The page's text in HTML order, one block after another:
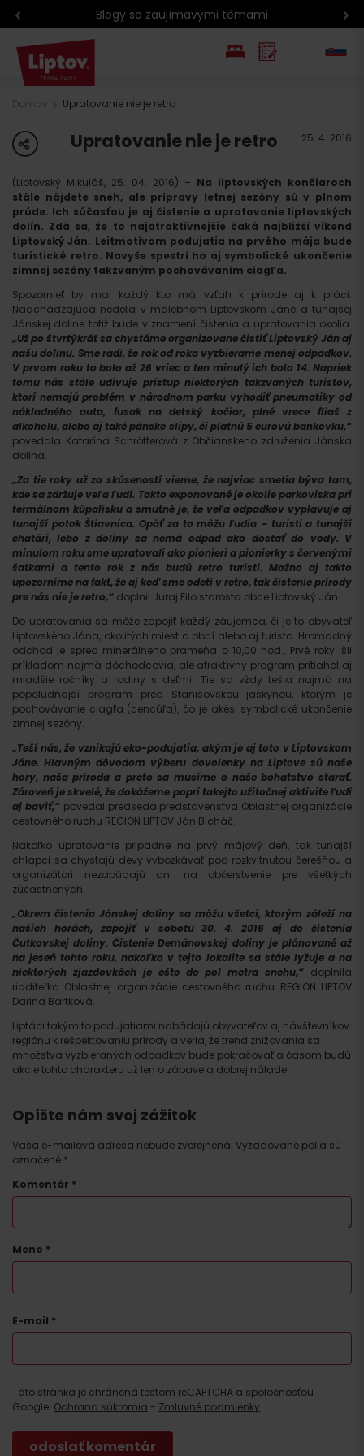
Blogy so zaujímavými témami
Upratovanie nie je retro
share Upratovanie nie je retro 25. 4. 2016
(Liptovský Mikuláš, 25. 04. 2016) – Na liptovských končiaroch
stále nájdete sneh, ale prípravy letnej sezóny sú v plnom
prúde. Ich súčasťou je aj čistenie a upratovanie liptovských
dolín. Zdá sa, že to najatraktívnejšie čaká najbližší víkend
Liptovský Ján. Leitmotívom podujatia na prvého mája bude
turistické retro. Navyše spestrí ho aj symbolické ukončenie
zimnej sezóny takzvaným pochovávaním ciagľa.
Spozornieť by mal každý kto má vzťah k prírode aj k práci.
Nadchádzajúca nedeľa v malebnom Liptovskom Jáne a tunajšej
Jánskej doline totiž bude v znamení čistenia a upratovania okolia.
„Už po štvrtýkrát sa chystáme organizovane čistiť Liptovský Ján aj
našu dolinu. Sme radi, že rok od roka vyzbierame menej odpadkov.
V prvom roku to bolo až 26 vriec a ten minulý ich bolo 14. Napriek
tomu nás stále udivuje prístup niektorých takzvaných turistov,
ktorí nemajú problém v národnom parku vyhodiť pneumatiky od
nákladného auta, fusak na detský kočiar, plné vrece fliaš z
alkoholu, alebo aj také pánske slipy, či platnú 5 eurovú bankovku,“
povedala Katarína Schrötterová z Občianskeho združenia Jánska
dolina.
„Za tie roky už zo skúseností vieme, že najviac smetia býva tam,
kde sa zdržuje veľa ľudí. Takto exponované je okolie parkoviska pri
termálnom kúpalisku a smutné je, že veľa odpadkov vyplavuje aj
tunajší potok Štiavnica. Opäť za to môžu ľudia – turisti a tunajší
chatári, lebo z doliny sa nemá odpad ako dostať do vody. V
minulom roku sme upratovali ako pionieri a pionierky s červenými
šatkami a tento rok z nás budú retro turisti. Možno aj takto
upozorníme na fakt, že aj keď sme odetí v retro, tak čistenie prírody
pre nás nie je retro,“ doplnil Juraj Filo starosta obce Liptovský Ján.
Do upratovania sa môže zapojiť každý záujemca, či je to obyvateľ
Liptovského Jána, okolitých miest a obcí alebo aj turista. Hromadný
odchod je spred minerálneho prameňa o 10,00 hod.. Prvé roky išli
príkladom najmä dôchodcovia, ale atraktívny program pritiahol aj
mladšie ročníky a rodiny s deťmi. Tie sa vždy tešia najmä na
popoludňajší program pred Stanišovskou jaskyňou, ktorým je
pochovávanie ciagľa (cencúľa), čo je akési symbolické ukončenie
zimnej sezóny.
„Teší nás, že vznikajú eko-podujatia, akým je aj toto v Liptovskom
Jáne. Hlavným dôvodom výberu dovolenky na Liptove sú naše
hory, naša príroda a preto sa musíme o naše bohatstvo starať.
Zároveň je skvelé, že dokážeme popri takejto užitočnej aktivite ľudí
aj baviť,“povedal predseda predstavenstva Oblastnej organizácie
cestovného ruchu REGION LIPTOV Ján Blcháč.
Nakoľko upratovanie pripadne na prvý májový deň, tak tunajší
chlapci sa chystajú devy vybozkávať pod rozkvitnutou čerešňou a
organizátori nezabúdajú ani na občerstvenie pre všetkých
zúčastnených.
„Okrem čistenia Jánskej doliny sa môžu všetci, ktorým záleží na
našich horách, zapojiť v sobotu 30. 4. 2016 aj do čistenia
Čutkovskej doliny. Čistenie Demänovskej doliny je plánované až
na jeseň tohto roku, nakoľko v tejto lokalite sa stále lyžuje a na
niektorých zjazdovkách je ešte do pol metra snehu,“ doplnila
riaditeľka Oblastnej organizácie cestovného ruchu REGION LIPTOV
Darina Bartková.
Liptáci takýmito podujatiami nabádajú obyvateľov aj návštevníkov
regiónu k rešpektovaniu prírody a veria, že trend znižovania sa
množstva vyzbieraných odpadkov bude pokračovať a časom budú
akcie tohto charakteru už len o zábave a dobrej nálade.
Opíšte nám svoj zážitok
Vaša e-mailová adresa nebude zverejnená. Vyžadované polia sú
označené *
Komentár *
Meno *
E-mail *
Táto stránka je chránená testom reCAPTCHA a spoločnosťou
Google. Ochrana súkromia - Zmluvné podmienky